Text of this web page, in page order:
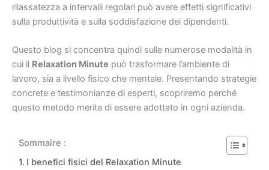
rilassatezza a intervalli regolari può avere effetti significativi
sulla produttività e sulla soddisfazione dei dipendenti.
Questo blog si concentra quindi sulle numerose modalità in
cui il Relaxation Minute può trasformare l’ambiente di
lavoro, sia a livello fisico che mentale. Presentando strategie
concrete e testimonianze di esperti, scopriremo perché
questo metodo merita di essere adottato in ogni azienda.
Sommaire :
I benefici fisici del Relaxation Minute